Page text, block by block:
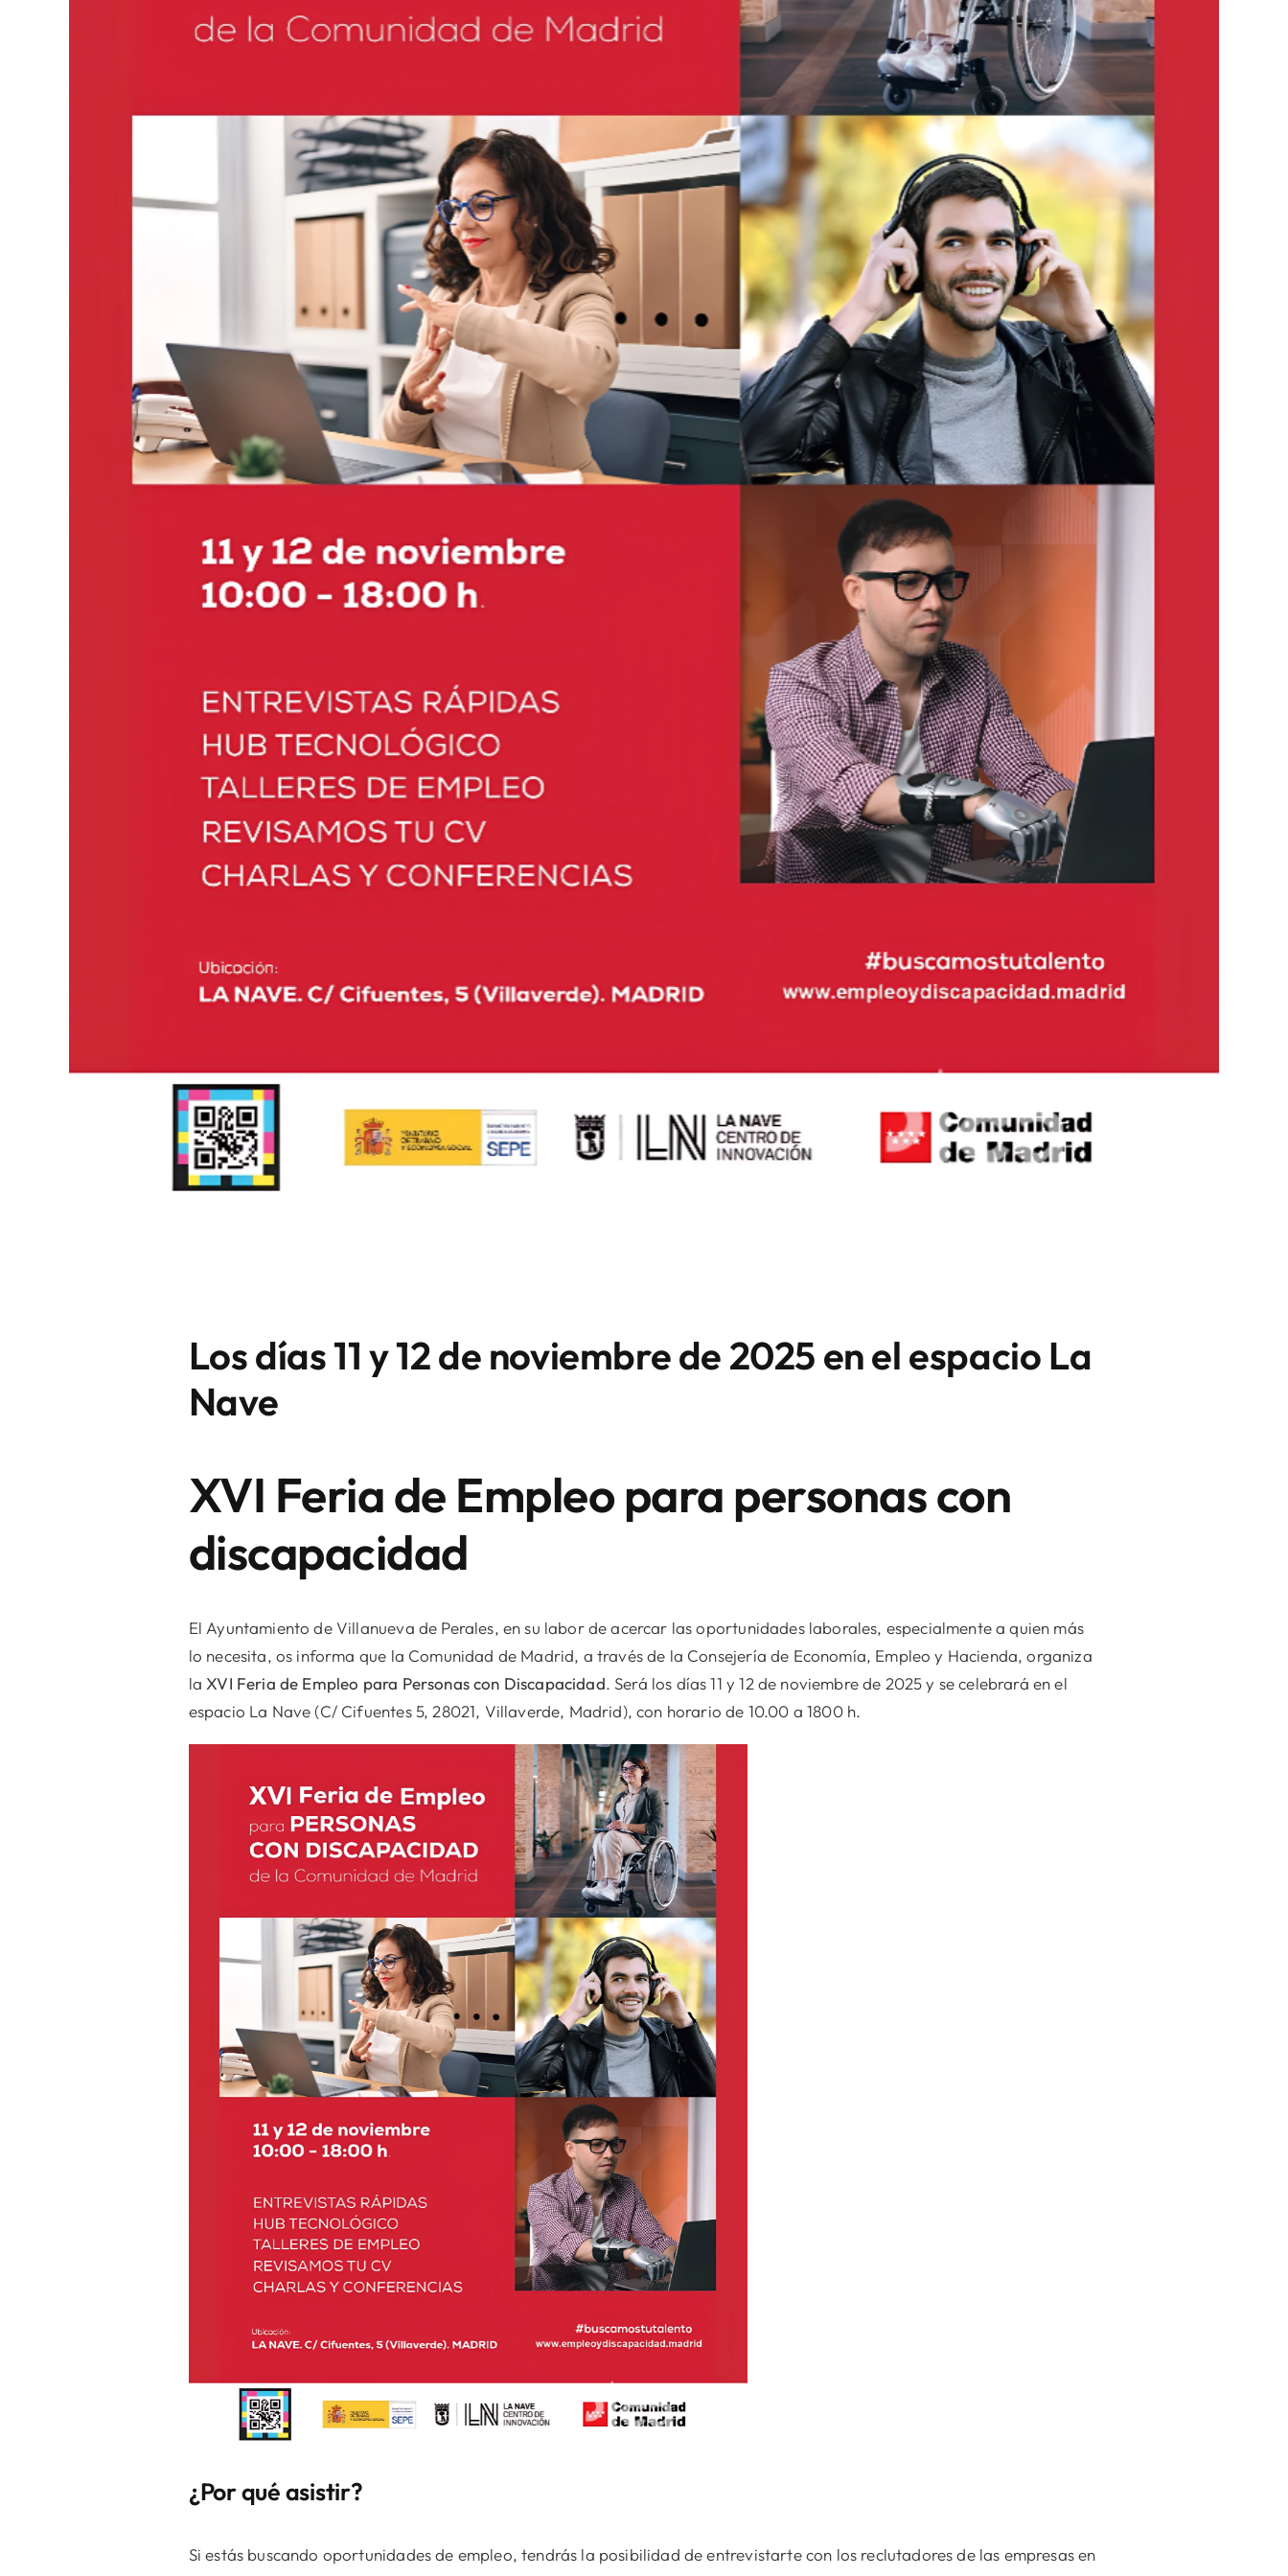
Los días 11 y 12 de noviembre de 2025 en el espacio La
Nave
XVI Feria de Empleo para personas con
discapacidad
El Ayuntamiento de Villanueva de Perales, en su labor de acercar las oportunidades laborales, especialmente a quien más
lo necesita, os informa que la Comunidad de Madrid, a través de la Consejería de Economía, Empleo y Hacienda, organiza
la XVI Feria de Empleo para Personas con Discapacidad. Será los días 11 y 12 de noviembre de 2025 y se celebrará en el
espacio La Nave (C/ Cifuentes 5, 28021, Villaverde, Madrid), con horario de 10.00 a 1800 h.
¿Por qué asistir?
Si estás buscando oportunidades de empleo, tendrás la posibilidad de entrevistarte con los reclutadores de las empresas en